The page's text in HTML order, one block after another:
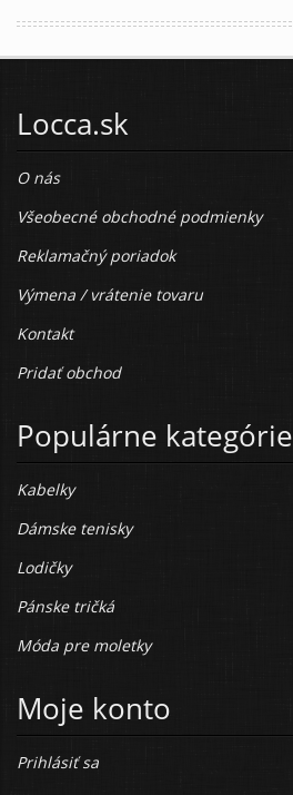
Locca.sk
O nás
Všeobecné obchodné podmienky
Reklamačný poriadok
Výmena / vrátenie tovaru
Kontakt
Pridať obchod
Populárne kategórie
Kabelky
Dámske tenisky
Lodičky
Pánske tričká
Móda pre moletky
Moje konto
Prihlásiť sa